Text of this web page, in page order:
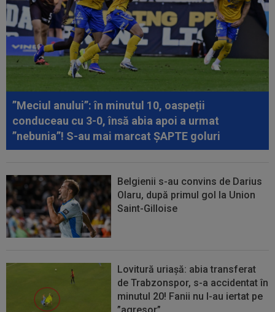
”Meciul anului”: în minutul 10, oaspeții
conduceau cu 3-0, însă abia apoi a urmat
”nebunia”! S-au mai marcat ȘAPTE goluri
Belgienii s-au convins de Darius
Olaru, după primul gol la Union
Saint-Gilloise
Lovitură uriașă: abia transferat
de Trabzonspor, s-a accidentat în
minutul 20! Fanii nu l-au iertat pe